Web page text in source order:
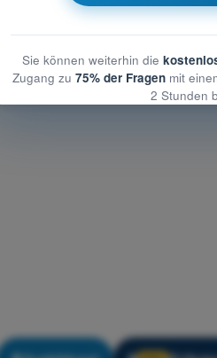
des Fliegens (Gasballon)
Sie können weiterhin die
Zugang zu 75% der Fragen mit
2 Stunden